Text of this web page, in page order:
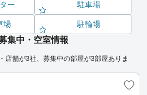
ー 駐車場
場 駐輪場
集中・空室情報
店舗が3社、募集中の部屋が3部屋ありま